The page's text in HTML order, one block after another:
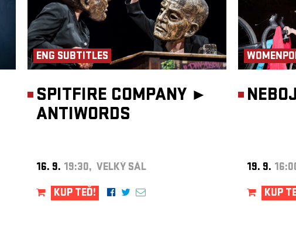
ENG SUBTITLES
SPITFIRE COMPANY ►
ANTIWORDS
16. 9. 19:30, VELKÝ SÁL
KUP TEĎ!
19. 9.
KUP